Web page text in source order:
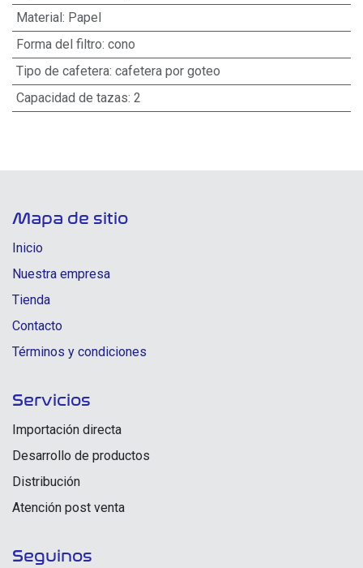
Material: Papel
Forma del filtro: cono
Tipo de cafetera: cafetera por goteo
Capacidad de tazas: 2
Mapa de sitio
Inicio
Nuestra empresa
Tienda
Contacto
Términos y condiciones
Servicios
Importación directa
Desarrollo de productos
Distribución
Atención post venta
Seguinos